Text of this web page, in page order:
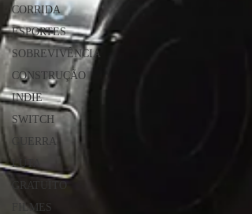
CORRIDA
ESPORTES
SOBREVIVÊNCIA
CONSTRUÇÃO
INDIE
SWITCH
GUERRA
LUTA
GRATUITO
FILMES